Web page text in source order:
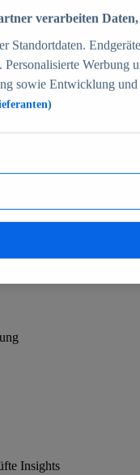
70+
Insights
verarbeiten
Standortdaten.
Personalisierte Werbung
sowie Entwicklung